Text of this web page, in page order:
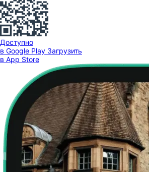
Доступно
в Google Play Загрузить
в App Store